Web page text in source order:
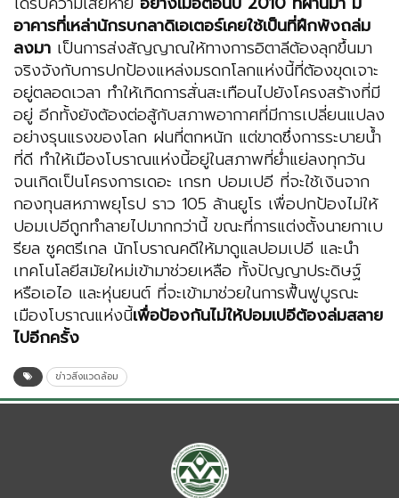
อาคารที่เหล่านักรบกลาดิเอเตอร์เคยใช้เป็นที่ฝึกพังถล่ม
ลงมา เป็นการส่งสัญญาณให้ทางการอิตาลีต้องลุกขึ้นมา
จริงจังกับการปกป้องแหล่งมรดกโลกแห่งนี้ที่ต้องขุดเจาะ
อยู่ตลอดเวลา ทำให้เกิดการสั่นสะเทือนไปยังโครงสร้างที่มี
อยู่ อีกทั้งยังต้องต่อสู้กับสภาพอากาศที่มีการเปลี่ยนแปลง
อย่างรุนแรงของโลก ฝนที่ตกหนัก แต่ขาดซึ่งการระบายน้ำ
ที่ดี ทำให้เมืองโบราณแห่งนี้อยู่ในสภาพที่ย่ำแย่ลงทุกวัน
จนเกิดเป็นโครงการเดอะ เกรท ปอมเปอี ที่จะใช้เงินจาก
กองทุนสหภาพยุโรป ราว 105 ล้านยูโร เพื่อปกป้องไม่ให้
ปอมเปอีถูกทำลายไปมากกว่านี้ ขณะที่การแต่งตั้งนายกาเบ
รียล ซูคตรีเกล นักโบราณคดีให้มาดูแลปอมเปอี และนำ
เทคโนโลยีสมัยใหม่เข้ามาช่วยเหลือ ทั้งปัญญาประดิษฐ์
หรือเอไอ และหุ่นยนต์ ที่จะเข้ามาช่วยในการฟื้นฟูบูรณะ
เมืองโบราณแห่งนี้เพื่อป้องกันไม่ให้ปอมเปอีต้องล่มสลาย
ไปอีกครั้ง
ข่าวสิ่งแวดล้อม